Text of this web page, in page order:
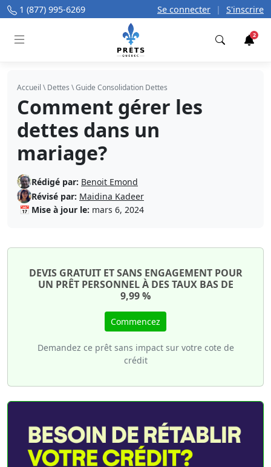
1 (877) 995-6269 Se connecter | S'inscrire
2
Accueil \Dettes \Guide Consolidation Dettes
Comment gérer les
dettes dans un
mariage?
Rédigé par: Benoit Emond
Révisé par: Maidina Kadeer
📅 Mise à jour le: mars 6, 2024
DEVIS GRATUIT ET SANS ENGAGEMENT POUR
UN PRÊT PERSONNEL À DES TAUX BAS DE
9,99 %
Commencez
Demandez ce prêt sans impact sur votre cote de
crédit